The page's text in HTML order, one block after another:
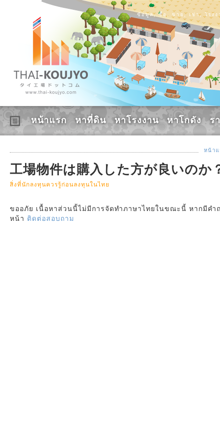
ข้อมูล, ซื้อ, ขาย, เช่า, โรง
หน้าแรก หาที่ดิน หาโรงงาน หาโกดัง ร
หน้า
工場物件は購入した方が良いのか
สิ่งที่นักลงทุนควรรู้ก่อนลงทุนในไทย
ขออภัย เนื้อหาส่วนนี้ไม่มีการจัดทำภาษาไทยในขณะนี้ หากมีค
หน้า ติดต่อสอบถาม